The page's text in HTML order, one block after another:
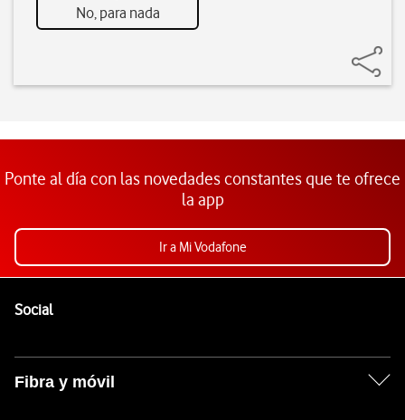
No, para nada
Ponte al día con las novedades constantes que te ofrece
la app
Ir a Mi Vodafone
SocialEnlaces a las redes sociales de Vodafone
Fibra y móvil